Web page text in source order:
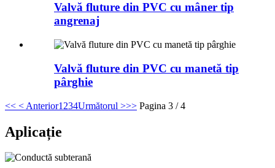
Valvă fluture din PVC cu mâner tip
angrenaj
Valvă fluture din PVC cu manetă tip
pârghie
<< < Anterior1 234Următorul >>> Pagina 3 / 4
Aplicație